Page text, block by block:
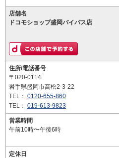
店舗名
ドコモショップ盛岡バイパス店
住所/電話番号
〒020-0114
岩手県盛岡市高松2-3-22
TEL： 0120-655-860
TEL： 019-613-9823
営業時間
午前10時〜午後6時
定休日